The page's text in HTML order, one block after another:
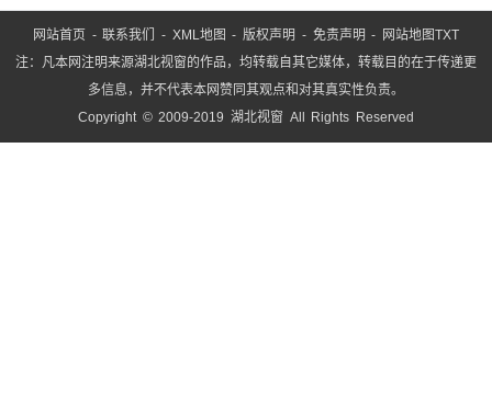
网站首页 -联系我们 - XML地图 -版权声明 - 免责声明 - 网站地图TXT
注：凡本网注明来源湖北视窗的作品，均转载自其它媒体，转载目的在于传递更
多信息，并不代表本网赞同其观点和对其真实性负责。
Copyright © 2009-2019 湖北视窗 All Rights Reserved